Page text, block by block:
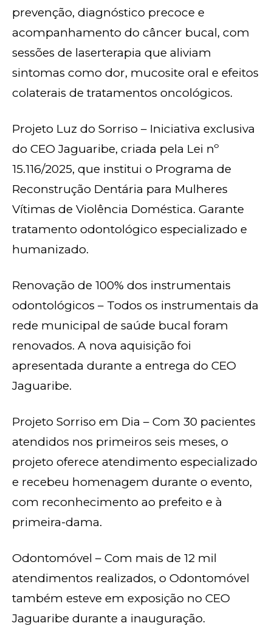
prevenção, diagnóstico precoce e
acompanhamento do câncer bucal, com
sessões de laserterapia que aliviam
sintomas como dor, mucosite oral e efeitos
colaterais de tratamentos oncológicos.
Projeto Luz do Sorriso – Iniciativa exclusiva
do CEO Jaguaribe, criada pela Lei nº
15.116/2025, que institui o Programa de
Reconstrução Dentária para Mulheres
Vítimas de Violência Doméstica. Garante
tratamento odontológico especializado e
humanizado.
Renovação de 100% dos instrumentais
odontológicos – Todos os instrumentais da
rede municipal de saúde bucal foram
renovados. A nova aquisição foi
apresentada durante a entrega do CEO
Jaguaribe.
Projeto Sorriso em Dia – Com 30 pacientes
atendidos nos primeiros seis meses, o
projeto oferece atendimento especializado
e recebeu homenagem durante o evento,
com reconhecimento ao prefeito e à
primeira-dama.
Odontomóvel – Com mais de 12 mil
atendimentos realizados, o Odontomóvel
também esteve em exposição no CEO
Jaguaribe durante a inauguração.